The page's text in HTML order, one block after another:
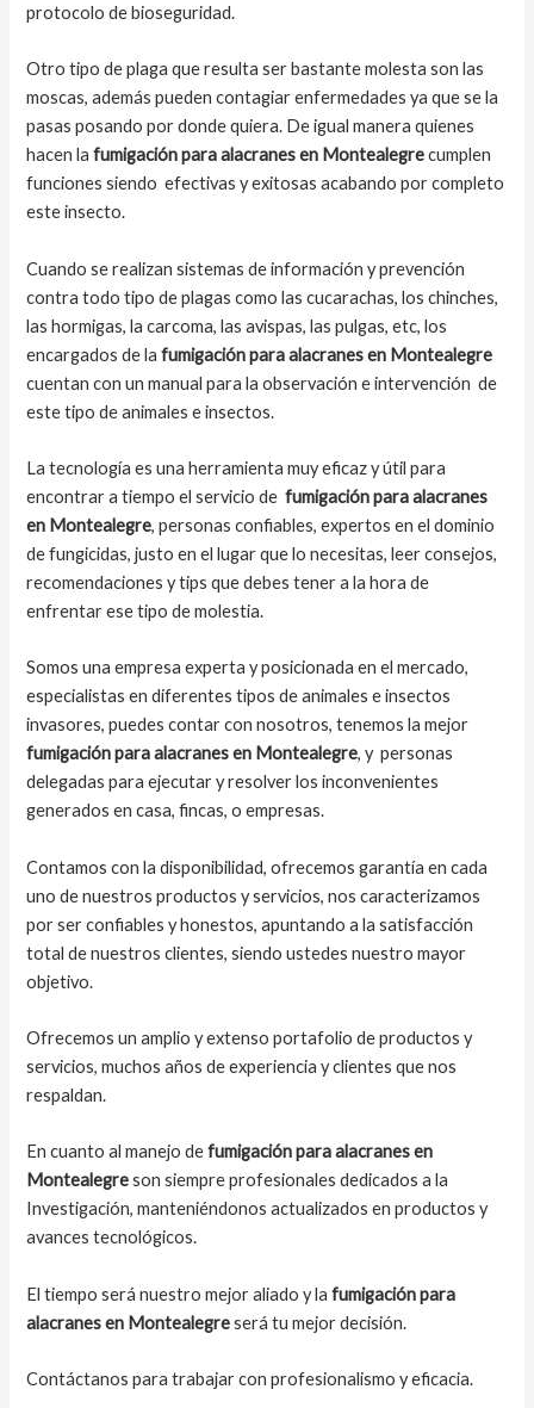
protocolo de bioseguridad.
Otro tipo de plaga que resulta ser bastante molesta son las
moscas, además pueden contagiar enfermedades ya que se la
pasas posando por donde quiera. De igual manera quienes
hacen lafumigación para alacranes en Montealegrecumplen
funciones siendo efectivas y exitosas acabando por completo
este insecto.
Cuando se realizan sistemas de información y prevención
contra todo tipo de plagas como las cucarachas, los chinches,
las hormigas, la carcoma, las avispas, las pulgas, etc, los
encargados de lafumigación para alacranes en Montealegre
cuentan con un manual para la observación e intervención de
este tipo de animales e insectos.
La tecnología es una herramienta muy eficaz y útil para
encontrar a tiempo el servicio defumigación para alacranes
en Montealegre, personas confiables, expertos en el dominio
de fungicidas, justo en el lugar que lo necesitas, leer consejos,
recomendaciones y tips que debes tener a la hora de
enfrentar ese tipo de molestia.
Somos una empresa experta y posicionada en el mercado,
especialistas en diferentes tipos de animales e insectos
invasores, puedes contar con nosotros, tenemos la mejor
fumigación para alacranes en Montealegre, y personas
delegadas para ejecutar y resolver los inconvenientes
generados en casa, fincas, o empresas.
Contamos con la disponibilidad, ofrecemos garantía en cada
uno de nuestros productos y servicios, nos caracterizamos
por ser confiables y honestos, apuntando a la satisfacción
total de nuestros clientes, siendo ustedes nuestro mayor
objetivo.
Ofrecemos un amplio y extenso portafolio de productos y
servicios, muchos años de experiencia y clientes que nos
respaldan.
En cuanto al manejo defumigación para alacranes en
Montealegreson siempre profesionales dedicados a la
Investigación, manteniéndonos actualizados en productos y
avances tecnológicos.
El tiempo será nuestro mejor aliado y la fumigación para
alacranes en Montealegreserá tu mejor decisión.
Contáctanos para trabajar con profesionalismo y eficacia.